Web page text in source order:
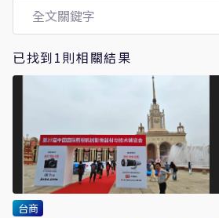
已找到1則相關結果
台商